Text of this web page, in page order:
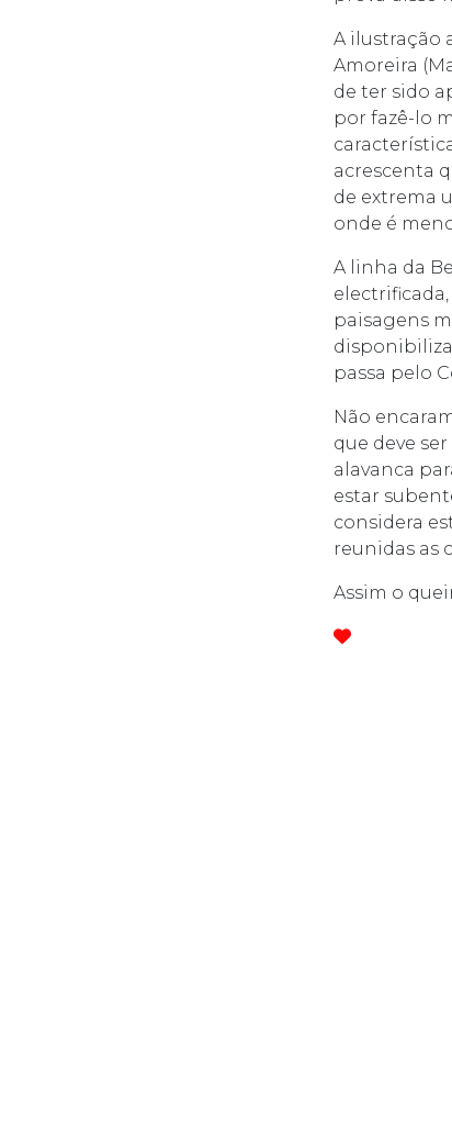
A ilustração
Amoreira
de ter sido
por fazê-lo
acrescenta
de extrema
onde é
A linha da
paisagens
passa pelo
Não
que deve
alavanca
estar
considera
reunidas as
Assim o